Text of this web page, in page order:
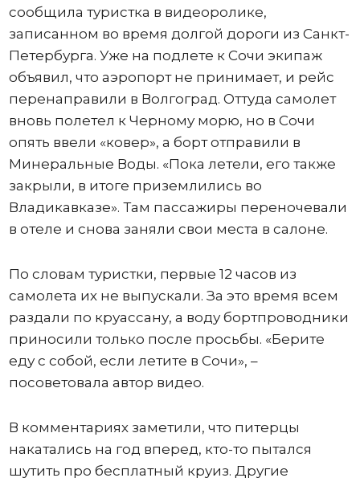
сообщила туристка в видеоролике,
записанном во время долгой дороги из Санкт-
Петербурга. Уже на подлете к Сочи экипаж
объявил, что аэропорт не принимает, и рейс
перенаправили в Волгоград. Оттуда самолет
вновь полетел к Черному морю, но в Сочи
опять ввели «ковер», а борт отправили в
Минеральные Воды. «Пока летели, его также
закрыли, в итоге приземлились во
Владикавказе». Там пассажиры переночевали
в отеле и снова заняли свои места в салоне.
По словам туристки, первые 12 часов из
самолета их не выпускали. За это время всем
раздали по круассану, а воду бортпроводники
приносили только после просьбы. «Берите
еду с собой, если летите в Сочи», –
посоветовала автор видео.
В комментариях заметили, что питерцы
накатались на год вперед, кто-то пытался
шутить про бесплатный круиз. Другие